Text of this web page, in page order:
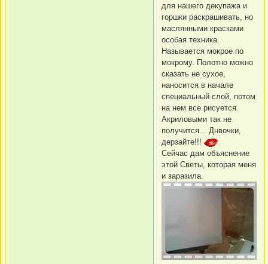
для нашего декупажа и
горшки раскрашивать, но
маслянными красками
особая техника.
Называется мокрое по
мокрому. Полотно можно
сказать не сухое,
наносится в начале
специальный слой, потом
на нем все рисуется.
Акриловыми так не
получится... Днвочки,
дерзайте!!!
Сейчас дам объяснение
этой Светы, которая меня
и заразила.